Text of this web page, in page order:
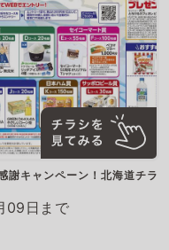
謝キャンペーン！北海道チラ
09日まで